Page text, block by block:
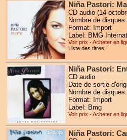
Niña Pastori:
CD audio (14
Nombre de
Format: Import
Label: BMG
Voir prix - Acheter en
Liste des titres
Niña Pastori:
CD audio
Date de sortie
Nombre de
Format: Import
Label: Bmg
Voir prix - Acheter en
Niña Pastori: